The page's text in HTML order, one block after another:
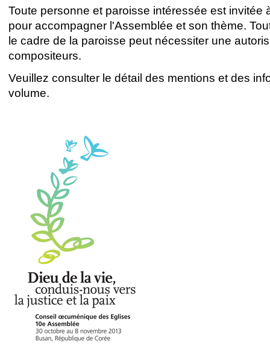
Toute personne et paroisse intéressée est invitée
pour accompagner l'Assemblée et son thème.
le cadre de la paroisse peut nécessiter une
compositeurs.
Veuillez consulter le détail des mentions et des
volume.